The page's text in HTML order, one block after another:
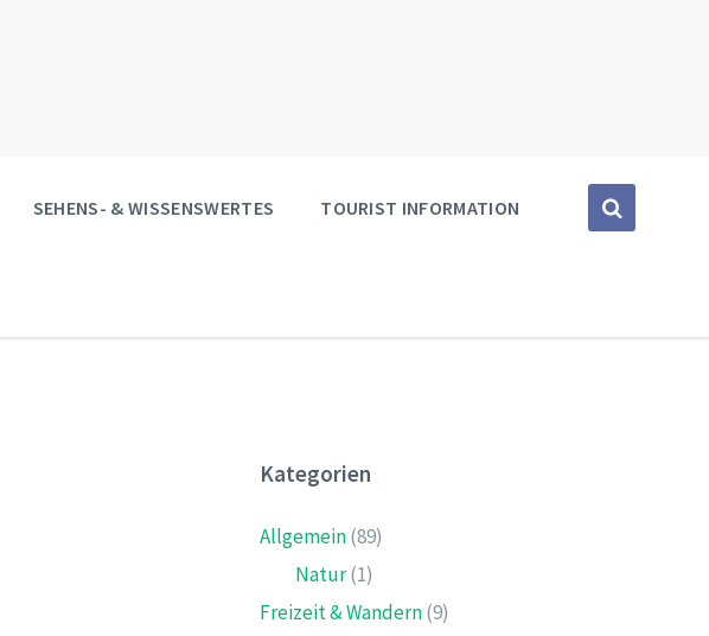
SEHENS- & WISSENSWERTES TOURIST INFORMATION
Kategorien
Allgemein(89)
Natur(1)
Freizeit & Wandern(9)